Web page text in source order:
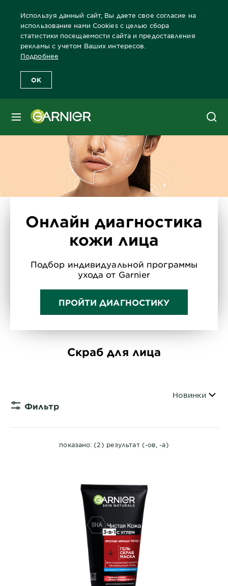
Используя данный сайт, Вы даете свое согласие на
использование нами Cookies с целью сбора
статистики посещаемости сайта и предоставления
рекламы с учетом Ваших интересов.
Подробнее
OK
МЕНЮ
Главная Лицо
Онлайн диагностика
кожи лица
Подбор индивидуальной программы
ухода от Garnier
ПРОЙТИ ДИАГНОСТИКУ
Скраб для лица
Фильтр
Сортировать
Новинки
показано: (2) результат (-ов, -а)